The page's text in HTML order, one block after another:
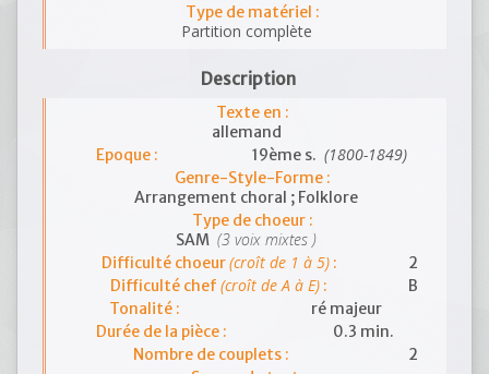
Type de matériel :
Partition complète
Description
Texte en :
allemand
Epoque :
19ème s. (1800-1849)
Genre-Style-Forme :
Arrangement choral ; Folklore
Type de choeur :
SAM (3 voix mixtes )
Difficulté choeur(croît de 1 à 5):
2
Difficulté chef(croît de A à E) :
B
Tonalité :
ré majeur
Durée de la pièce :
0.3 min.
Nombre de couplets :
2